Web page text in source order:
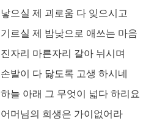
낳으실 제 괴로움 다 잊으시고
기르실 제 밤낮으로 애쓰는 마음
진자리 마른자리 갈아 뉘시며
손발이 다 닳도록 고생 하시네
하늘 아래 그 무엇이 넓다 하리요
어머님의 희생은 가이없어라